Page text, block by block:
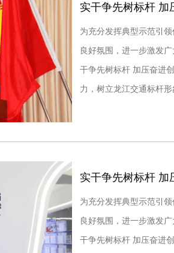
实干争先树标杆
为充分发挥典型示范引
良好氛围，进一步激发
干争先树标杆 加压奋进
力，树立龙江交通标杆
实干争先树标杆
为充分发挥典型示范引
良好氛围，进一步激发
干争先树标杆 加压奋进